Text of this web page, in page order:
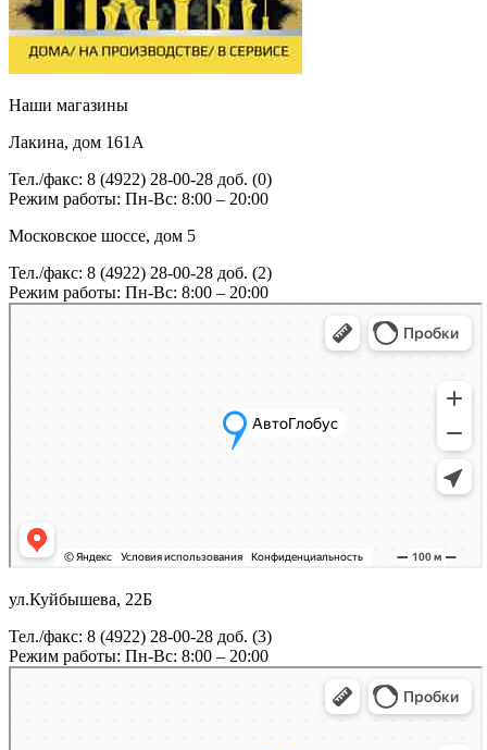
Наши магазины
Лакина, дом 161А
Тел./факс: 8 (4922) 28-00-28 доб. (0)
Режим работы: Пн-Вс: 8:00 – 20:00
Московское шоссе, дом 5
Тел./факс: 8 (4922) 28-00-28 доб. (2)
Режим работы: Пн-Вс: 8:00 – 20:00
ул.Куйбышева, 22Б
Тел./факс: 8 (4922) 28-00-28 доб. (3)
Режим работы: Пн-Вс: 8:00 – 20:00